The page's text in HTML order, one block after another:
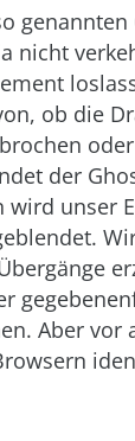
genannten
nicht
ob die
der
wird unser
Aber vor